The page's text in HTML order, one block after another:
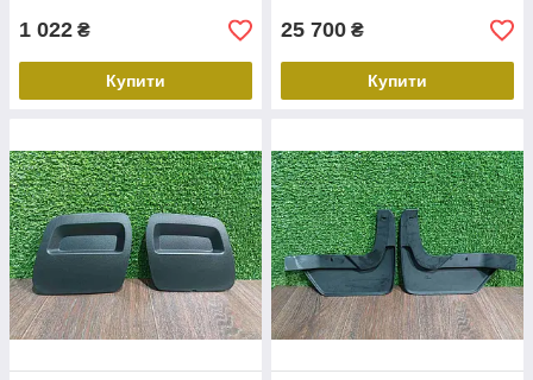
1 022 ₴
Купити
25 700 ₴
Купити